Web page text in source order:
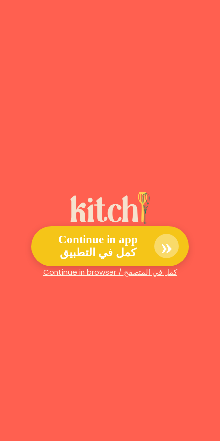
Continue in app
كمل في التطبيق
»
Continue in browser / كمل في المتصفح